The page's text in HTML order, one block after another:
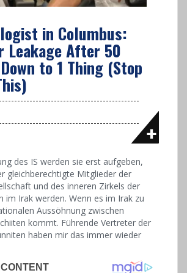
in Columbus:
Leakage After 50
to 1 Thing (Stop
des IS werden sie erst aufgeben,
gleichberechtigte Mitglieder der
und des inneren Zirkels der
im Irak werden. Wenn es im Irak zu
Aussöhnung zwischen
kommt. Führende Vertreter der
haben mir das immer wieder